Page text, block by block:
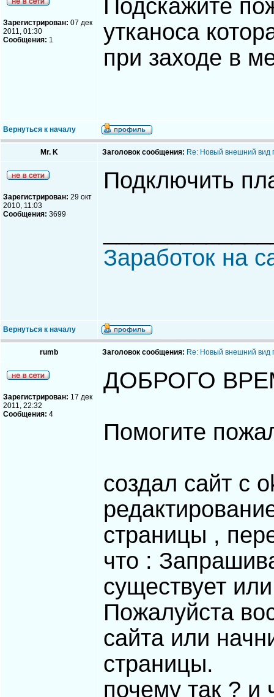
Зарегистрирован: 07 дек
2011, 01:30
Сообщения: 1
Подскажите
утканоса
при заходе в
Вернуться к началу
Mr. K Заголовок сообщения: Re: Новый внешний вид
Зарегистрирован: 29 окт
2010, 11:03
Сообщения: 3699
Подключить
Заработок на
Вернуться к началу
rumb Заголовок сообщения: Re: Новый внешний вид
Зарегистрирован: 17 дек
2011, 22:32
Сообщения: 4
ДОБРОГО
Помогите
создал сайт c
страницы ,
что :
существует
Пожалуйста
сайта или
страницы.
почему так ? и